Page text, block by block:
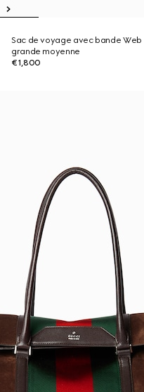
Sac de voyage avec bande Web
grande moyenne
€1,800